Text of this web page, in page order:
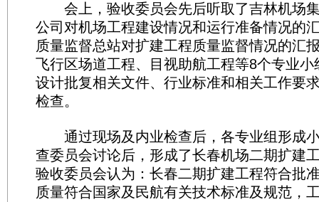
会上，验收委员会先后听取了吉林机场
公司对机场工程建设情况和运行准备情况的
质量监督总站对扩建工程质量监督情况的汇
飞行区场道工程、目视助航工程等8个专业
设计批复相关文件、行业标准和相关工作要
检查。
通过现场及内业检查后，各专业组形成
查委员会讨论后，形成了长春机场二期扩建
验收委员会认为：长春二期扩建工程符合批
质量符合国家及民航有关技术标准及规范，